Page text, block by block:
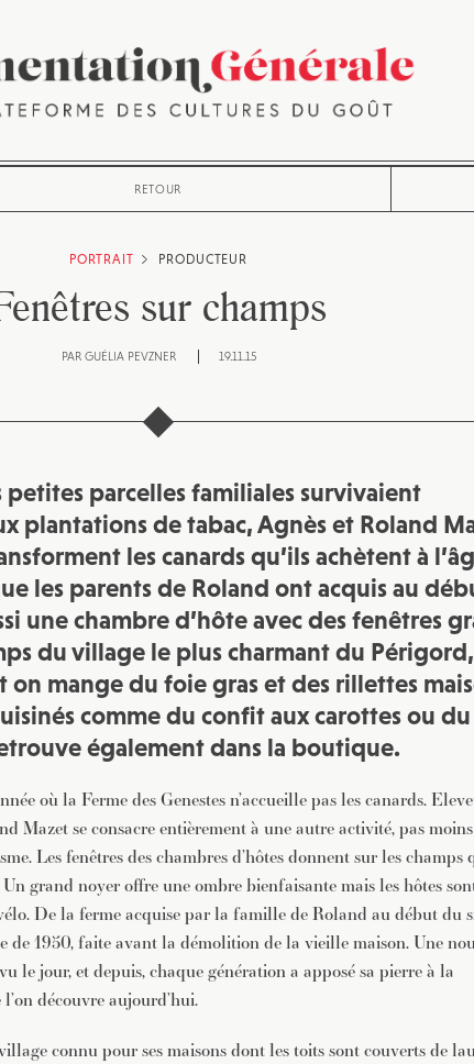
RETOUR
PORTRAIT PRODUCTEUR
sur champs
PAR GUÉLIA PEVZNER 19.11.15
petites parcelles familiales survivaient
plantations de tabac, Agnès et Roland
les canards qu’ils achètent à
les parents de Roland ont acquis au
une chambre d’hôte avec des fenêtres
du village le plus charmant du
on mange du foie gras et des rillettes
comme du confit aux carottes ou
également dans la boutique.
où la Ferme des Genestes n’accueille pas les canards.
Mazet se consacre entièrement à une autre activité, pas moins
Les fenêtres des chambres d’hôtes donnent sur les champs
grand noyer offre une ombre bienfaisante mais les hôtes
De la ferme acquise par la famille de Roland au début du
de 1950, faite avant la démolition de la vieille maison. Une
le jour, et depuis, chaque génération a apposé sa pierre à la
découvre aujourd’hui.
connu pour ses maisons dont les toits sont couverts de
M'INSCRIS À LA NEWSLETTER
Pour recevoir toutes les deux semaines notre lettre d’info avec une
d’articles …